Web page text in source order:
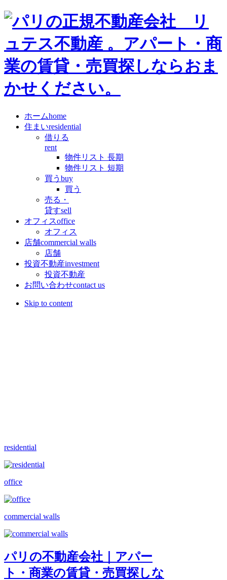
ホームhome
住まいresidential
借りる
rent
物件リスト 長期
物件リスト 短期
買う buy
買う
売る・
貸すsell
オフィスoffice
オフィス
店舗commercial walls
店舗
投資不動産investment
投資不動産
お問い合わせcontact us
Skip to content
residential
office
commercial walls
パリの不動産会社｜アパー
ト・商業の賃貸・売買探しな